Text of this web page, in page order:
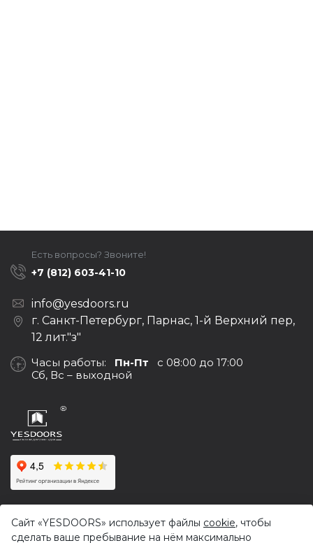
© 2017-2026,Yesdoors — оптовая продажа дверей и
фурнитуры
Есть вопросы? Звоните!
+7 (812) 603-41-10
info@yesdoors.ru
г. Санкт-Петербург, Парнас, 1-й Верхний пер,
12 лит."з"
Часы работы: Пн-Пт с 08:00 до 17:00
Сб, Вс – выходной
Сайт «YESDOORS» использует файлы cookie, чтобы
сделать ваше пребывание на нём максимально